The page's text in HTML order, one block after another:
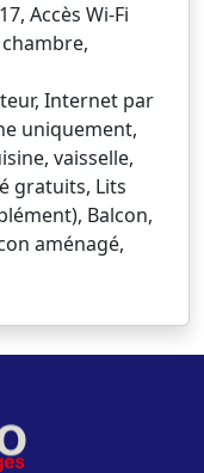
Accès Wi-Fi
Internet par
uniquement,
vaisselle,
gratuits, Lits
Balcon,
aménagé,